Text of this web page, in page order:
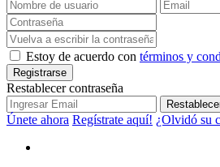
Estoy de acuerdo con términos y
Registrarse
Restablecer contraseña
Únete ahora Regístrate aquí! ¿Olvidó su